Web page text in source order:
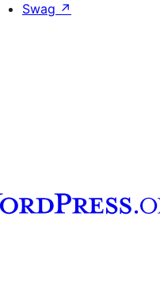
Swag ↗
YouTube
naszego Tumblra